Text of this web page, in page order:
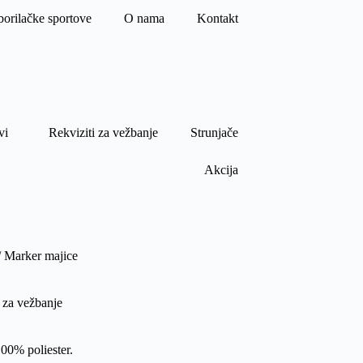
sportove O nama Kontakt
Rekviziti za vežbanje Strunjače
Akcija
Marker majice
vežbanje
poliester.